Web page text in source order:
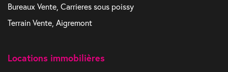
Bureaux Vente, Carrieres sous poissy
Terrain Vente, Aigremont
Locations immobilières